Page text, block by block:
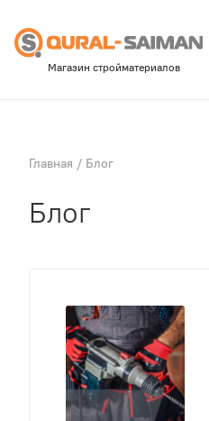
Магазин стройматериалов
Главная / Блог
Блог